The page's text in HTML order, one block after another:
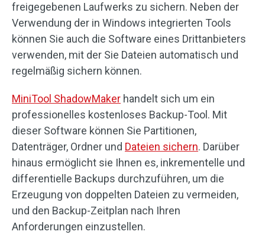
freigegebenen Laufwerks zu sichern. Neben der
Verwendung der in Windows integrierten Tools
können Sie auch die Software eines Drittanbieters
verwenden, mit der Sie Dateien automatisch und
regelmäßig sichern können.
MiniTool ShadowMaker handelt sich um ein
professionelles kostenloses Backup-Tool. Mit
dieser Software können Sie Partitionen,
Datenträger, Ordner und Dateien sichern. Darüber
hinaus ermöglicht sie Ihnen es, inkrementelle und
differentielle Backups durchzuführen, um die
Erzeugung von doppelten Dateien zu vermeiden,
und den Backup-Zeitplan nach Ihren
Anforderungen einzustellen.